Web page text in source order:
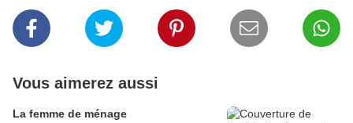
Vous aimerez aussi
La femme de ménage